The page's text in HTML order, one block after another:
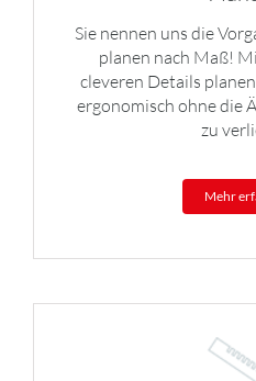
Sie nennen uns die
planen nach Maß!
cleveren Details
ergonomisch ohne die
zu
Mehr